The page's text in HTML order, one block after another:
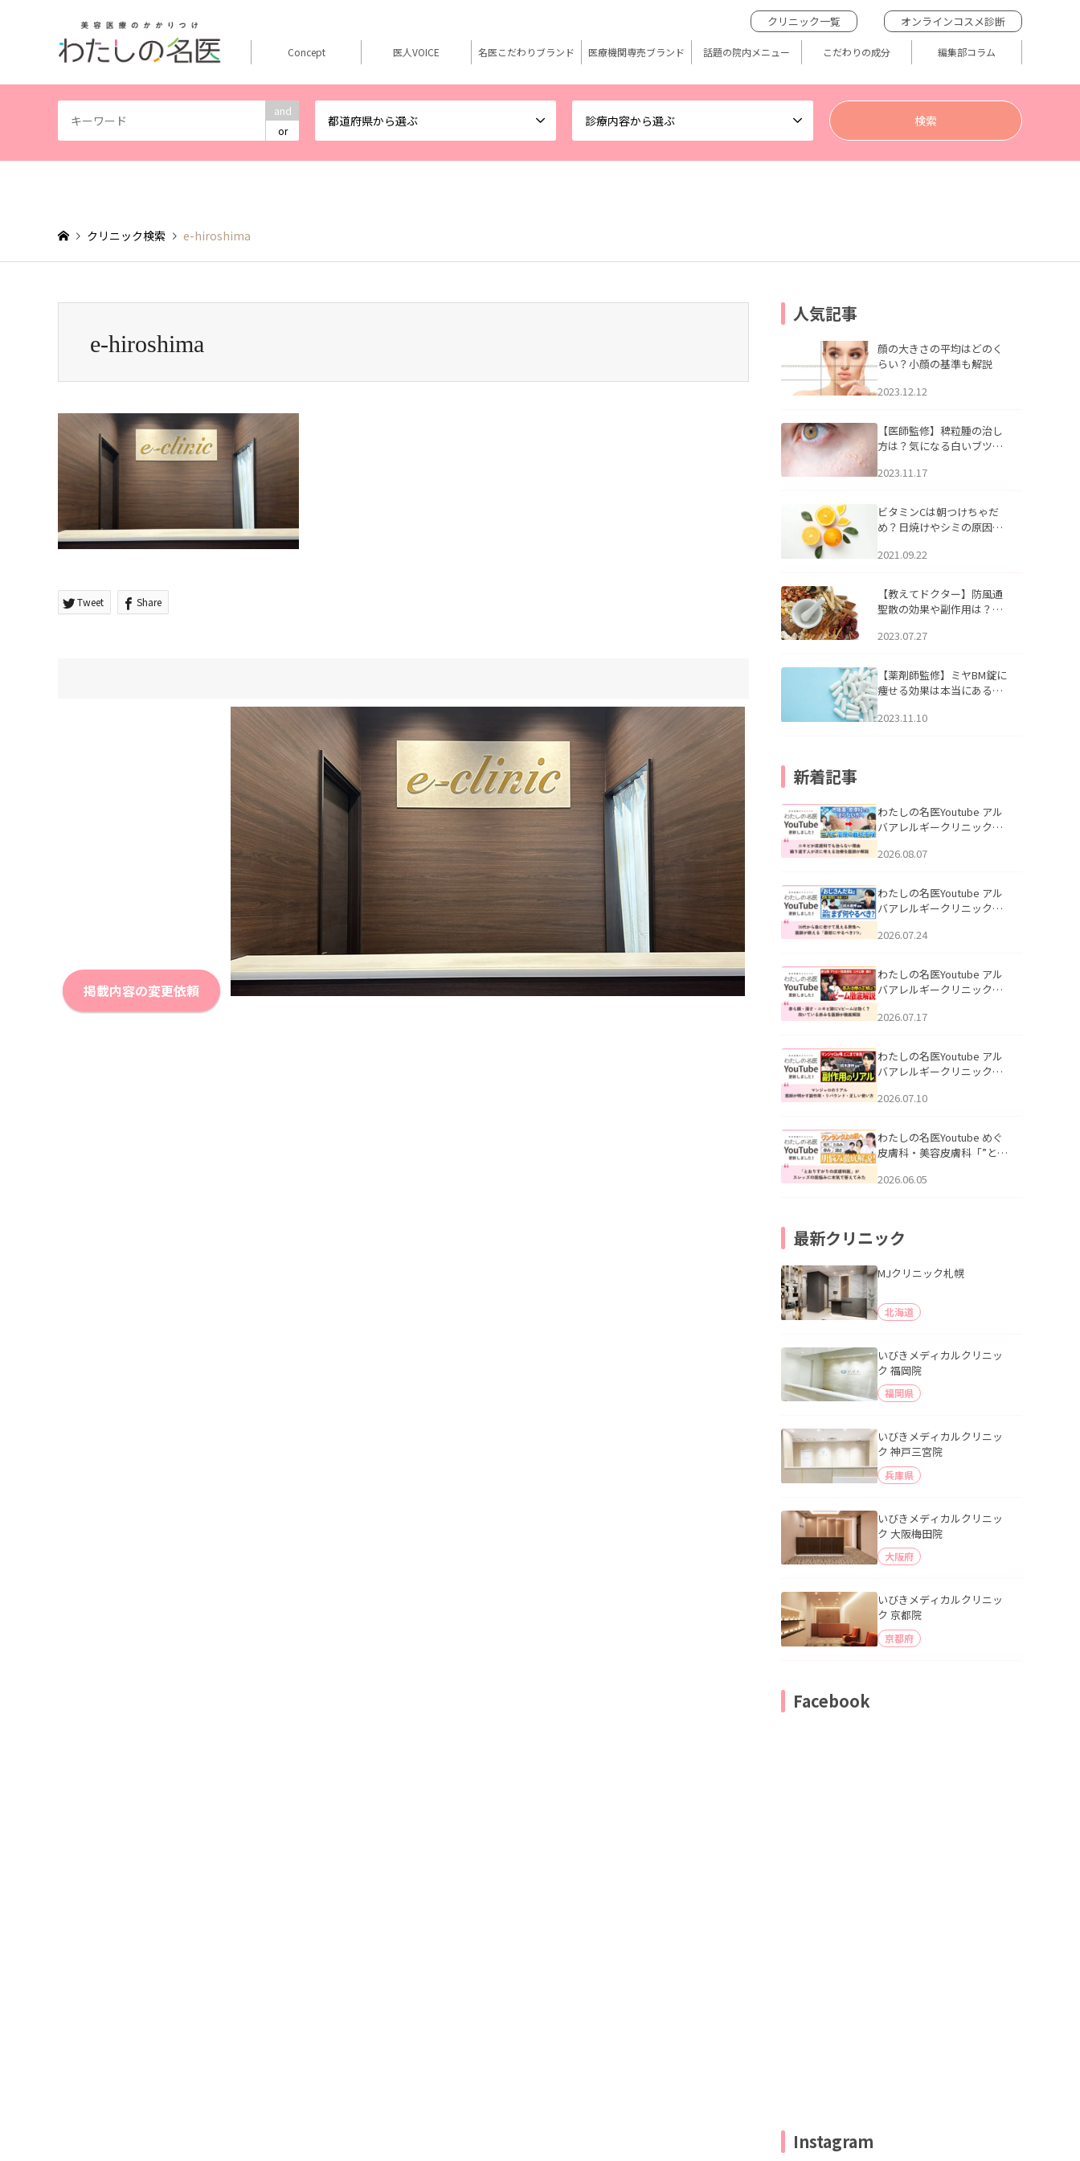
and
or
都道府県から選ぶ 診療内容から選ぶ
クリニック一覧 オンラインコスメ診断
Concept 医人VOICE 名医こだわりブランド 医療機関専売ブランド 話題の院内メニュー こだわりの成分 編集部コラム
クリニック検索 e-hiroshima
e-hiroshima
Tweet Share
掲載内容の変更依頼
人気記事
顔の大きさの平均はどのく
らい？小顔の基準も解説
2023.12.12
【医師監修】稗粒腫の治し
方は？気になる白いブツブ
アについて
2023.11.17
ビタミンCは朝つけちゃだ
め？日焼けやシミの原因に
2021.09.22
【教えてドクター】防風通
聖散の効果や副作用は？長
2023.07.27
【薬剤師監修】ミヤBM錠に
痩せる効果は本当にある
2023.11.10
新着記事
わたしの名医Youtube アル
バアレルギークリニック札
らない理由｜繰り返す人が
説」を公開いたしました。
2026.08.07
わたしの名医Youtube アル
バアレルギークリニック札
える男性へ｜医師が教える
公開いたしました。
2026.07.24
わたしの名医Youtube アル
バアレルギークリニック札
跡にVビームは効く？向いて
説」を公開いたしました。
2026.07.17
わたしの名医Youtube アル
バアレルギークリニック札
医師が明かす副作用・リバ
公開いたしました。
2026.07.10
わたしの名医Youtube めぐ
皮膚科・美容皮膚科「”とお
ッズの肌悩みに本気で答え
2026.06.05
最新クリニック
MJクリニック札幌
北海道
いびきメディカルクリニッ
ク 福岡院
福岡県
いびきメディカルクリニッ
ク 神戸三宮院
兵庫県
いびきメディカルクリニッ
ク 大阪梅田院
大阪府
いびきメディカルクリニッ
ク 京都院
京都府
Facebook
Instagram